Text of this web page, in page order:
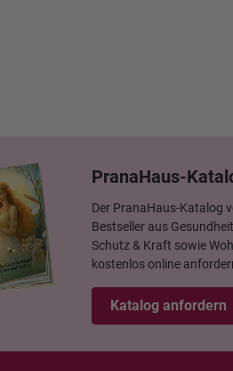
PranaHaus-
Der PranaHaus-Katalog
Bestseller aus
Schutz & Kraft sowie
kostenlos online
Katalog anfordern